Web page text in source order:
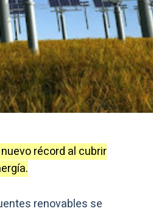
récord al cubrir
renovables se